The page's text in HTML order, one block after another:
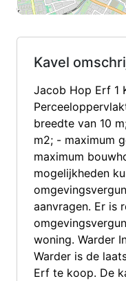
Kavel
Jacob Hop Erf 1
breedte van 10
m2; - maximum
maximum
mogelijkheden
aanvragen. Er is
woning. Warder
Warder is de
Erf te koop. De